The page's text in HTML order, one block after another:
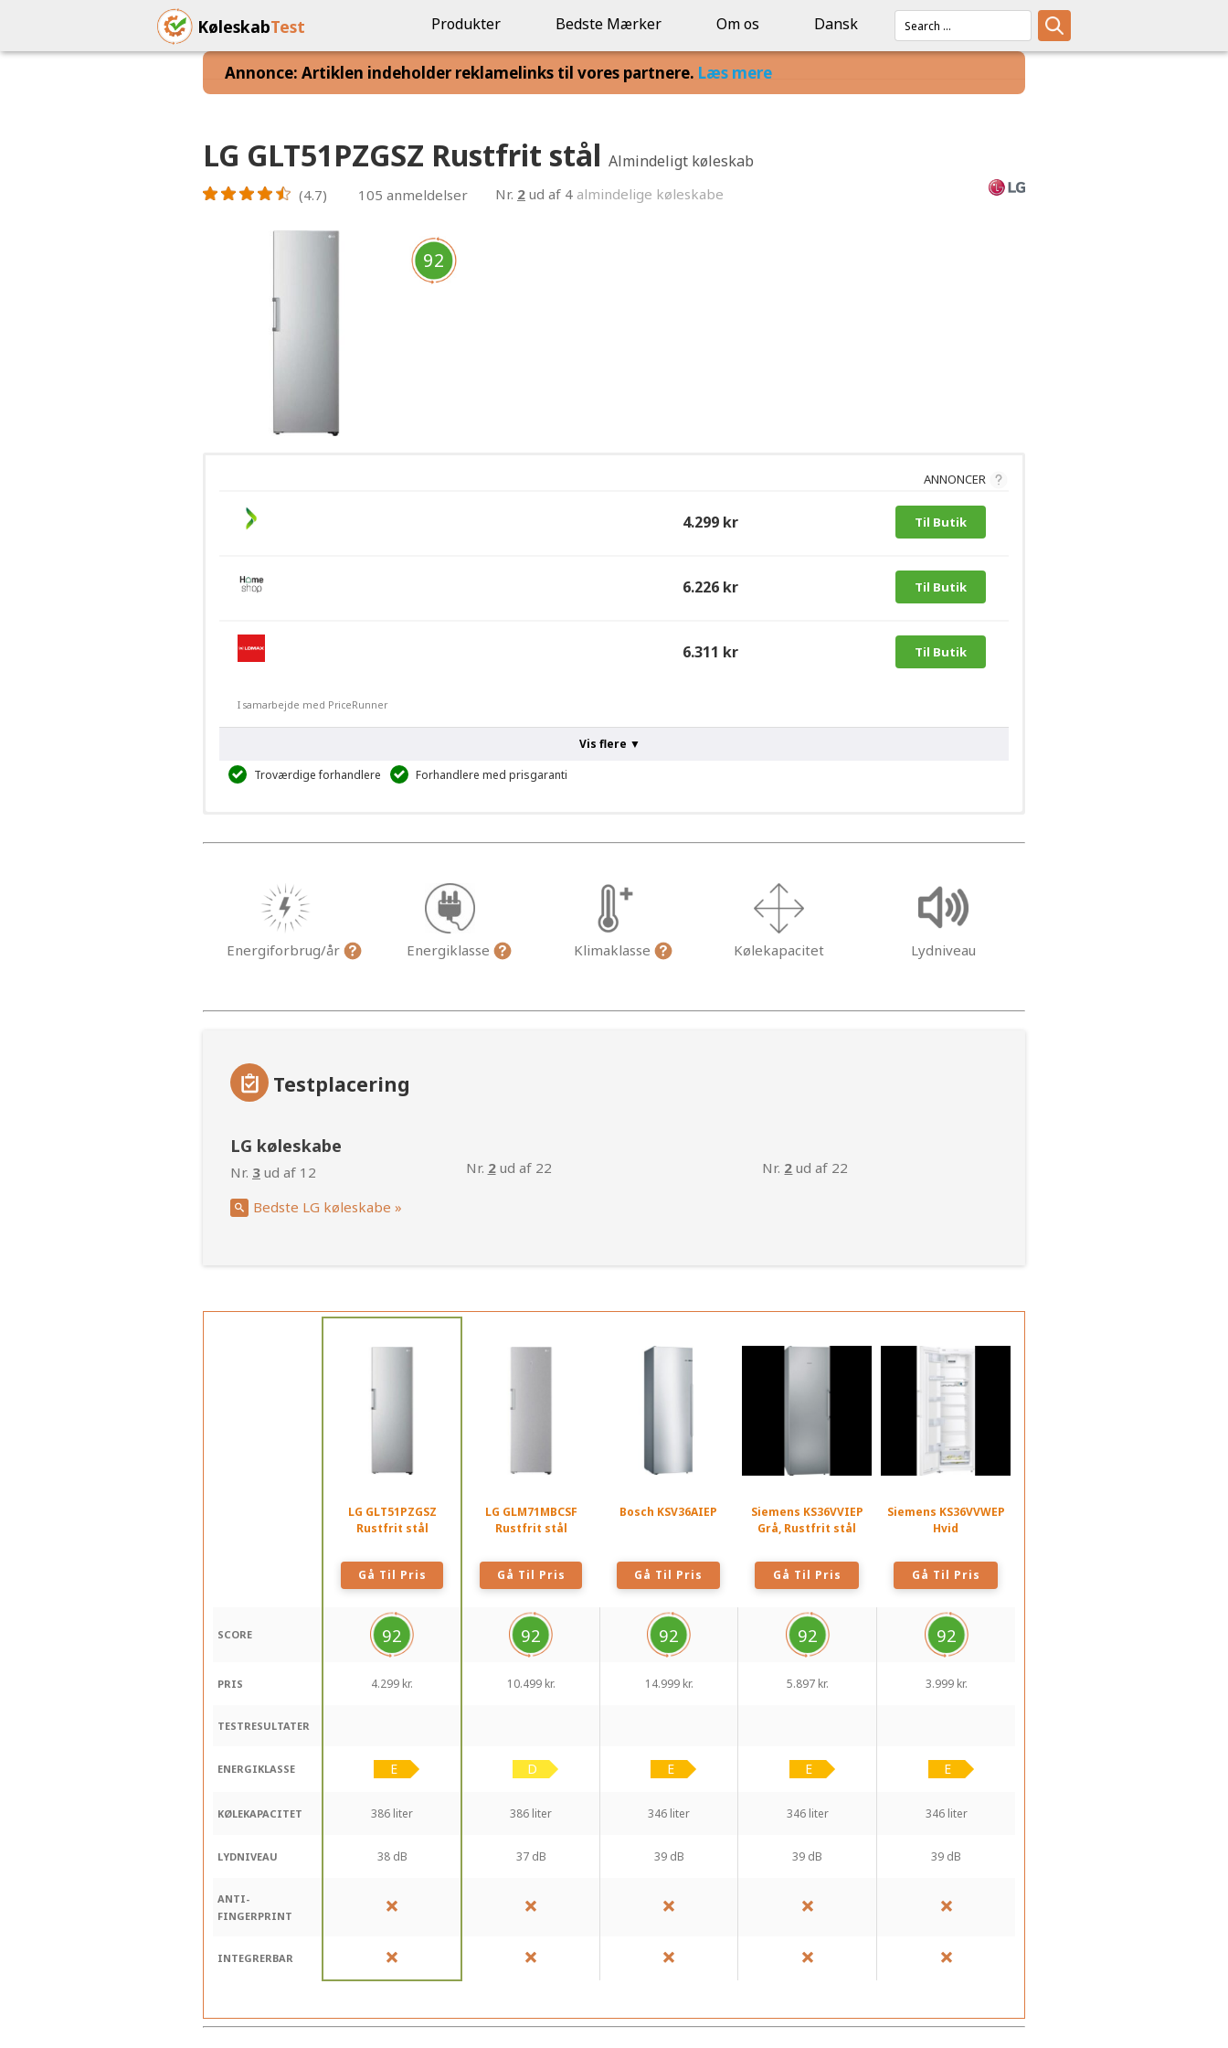
KøleskabTest Produkter Bedste Mærker Om os Dansk
Annonce: Artiklen indeholder reklamelinks til vores partnere. Læs mere
LG GLT51PZGSZ Rustfrit stål Almindeligt køleskab
(4.7) 105 anmeldelser Nr. 2 ud af 4 almindelige køleskabe
92
ANNONCER
4.299 kr Til Butik
6.226 kr Til Butik
6.311 kr Til Butik
I samarbejde med PriceRunner
Vis flere ▼
Troværdige forhandlere
Forhandlere med prisgaranti
Energiforbrug/år Energiklasse Klimaklasse Kølekapacitet Lydniveau
Testplacering
LG køleskabe
Nr. 3 ud af 12
Bedste LG køleskabe »
Nr. 2ud af 22 Nr. 2 ud af 22
LG GLT51PZGSZ
Rustfrit stål
Gå Til Pris
LG GLM71MBCSF
Rustfrit stål
Gå Til Pris
Bosch KSV36AIEP
Gå Til Pris
Siemens KS36VVIEP
Grå, Rustfrit stål
Gå Til Pris
Siemens KS36VVWEP
Hvid
Gå Til Pris
SCORE 92 92 92 92 92
PRIS 4.299 kr. 10.499 kr. 14.999 kr. 5.897 kr. 3.999 kr.
TESTRESULTATER
ENERGIKLASSE
KØLEKAPACITET 386 liter 386 liter 346 liter 346 liter 346 liter
LYDNIVEAU 38 dB 37 dB 39 dB 39 dB 39 dB
ANTI-
FINGERPRINT
INTEGRERBAR